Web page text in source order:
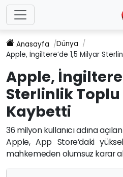
Anasayfa
Dünya
Apple, İngiltere’de 1,5 Milyar
Apple,
Sterlinlik Toplu
Kaybetti
36 milyon kullanıcı adına
Apple, App Store’daki
mahkemeden olumsuz karar